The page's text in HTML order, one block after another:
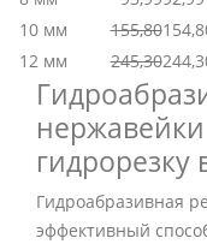
10 мм
155,80
12 мм
245,30
Гидроабразивная
эффективный